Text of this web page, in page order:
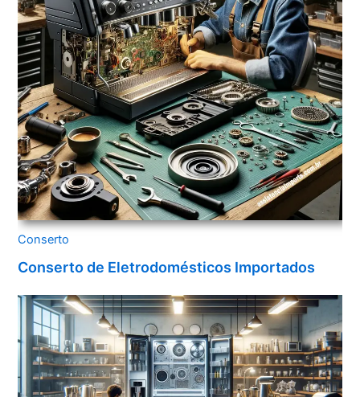
Conserto
Conserto de Eletrodomésticos Importados